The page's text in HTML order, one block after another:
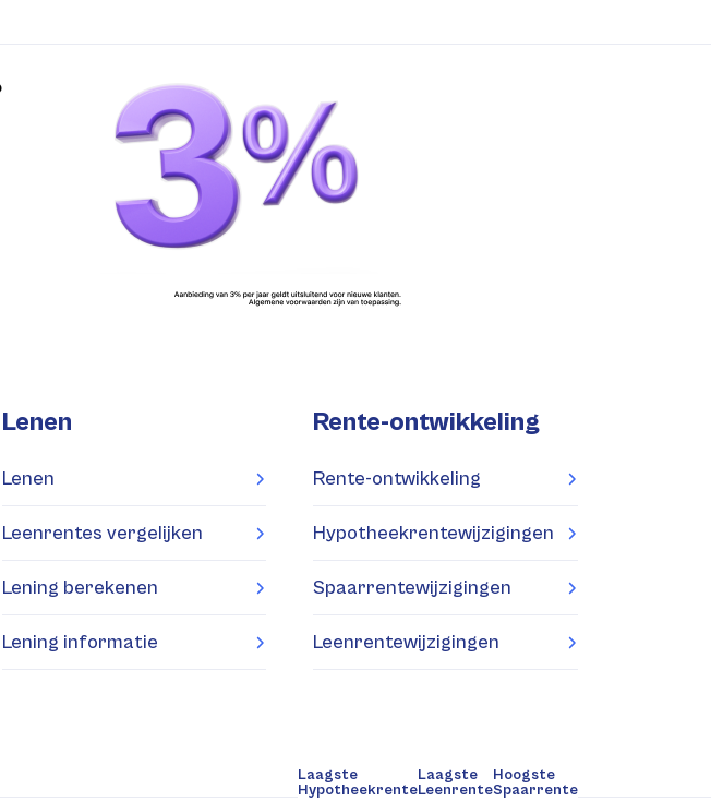
Lenen
Lenen
Leenrentes vergelijken
Lening berekenen
Lening informatie
Rente-ontwikkeling
Rente-ontwikkeling
Hypotheekrentewijzigingen
Spaarrentewijzigingen
Leenrentewijzigingen
Laagste
Hypotheekrente
Laagste
Leenrente
Hoogste
Spaarrente